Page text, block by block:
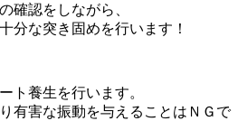
確認をしながら、
分な突き固めを行います！
ト養生を行います。
有害な振動を与えることはＮＧで